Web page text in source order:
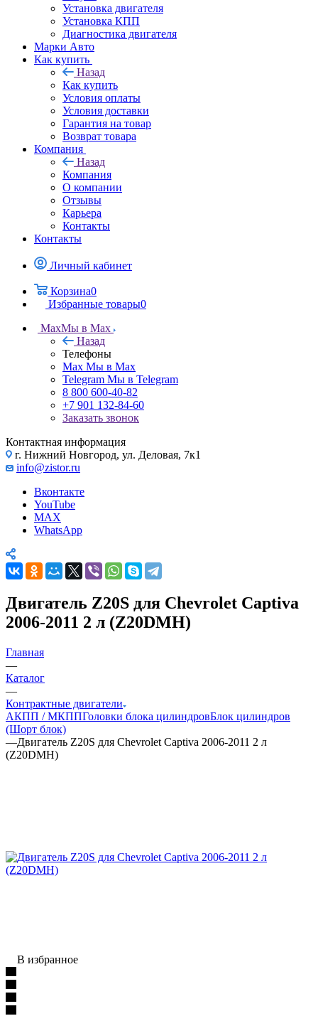
Установка двигателя
Установка КПП
Диагностика двигателя
Марки Авто
Как купить
Назад
Как купить
Условия оплаты
Условия доставки
Гарантия на товар
Возврат товара
Компания
Назад
Компания
О компании
Отзывы
Карьера
Контакты
Контакты
Личный кабинет
Корзина0
Избранные товары0
MaxМы в Max
Назад
Телефоны
Max Мы в Max
Telegram Мы в Telegram
8 800 600-40-82
+7 901 132-84-60
Заказать звонок
Контактная информация
г. Нижний Новгород, ул. Деловая, 7к1
info@zistor.ru
Вконтакте
YouTube
MAX
WhatsApp
Двигатель Z20S для Chevrolet Captiva
2006-2011 2 л (Z20DMH)
Главная
—
Каталог
—
Контрактные двигатели
АКПП / МКППГоловки блока цилиндровБлок цилиндров
(Шорт блок)
—Двигатель Z20S для Chevrolet Captiva 2006-2011 2 л
(Z20DMH)
В избранное